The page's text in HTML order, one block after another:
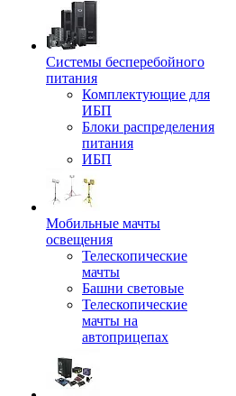
Системы бесперебойного
питания
Комплектующие для
ИБП
Блоки распределения
питания
ИБП
Мобильные мачты
освещения
Телескопические
мачты
Башни световые
Телескопические
мачты на
автоприцепах